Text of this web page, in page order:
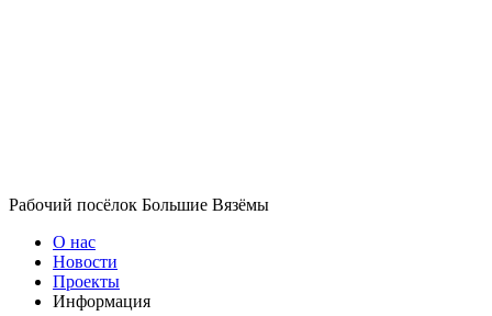
Рабочий посёлок Большие Вязёмы
О нас
Новости
Проекты
Информация